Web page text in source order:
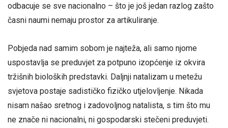
odbacuje se sve nacionalno – što je još jedan razlog zašto
časni naumi nemaju prostor za artikuliranje.
Pobjeda nad samim sobom je najteža, ali samo njome
uspostavlja se preduvjet za potpuno izopćenje iz okvira
tržišnih bioloških predstavki. Daljnji natalizam u metežu
svjetova postaje sadističko fizičko utjelovljenje. Nikada
nisam našao sretnog i zadovoljnog natalista, s tim što mu
ne znače ni nacionalni, ni gospodarski stečeni preduvjeti.